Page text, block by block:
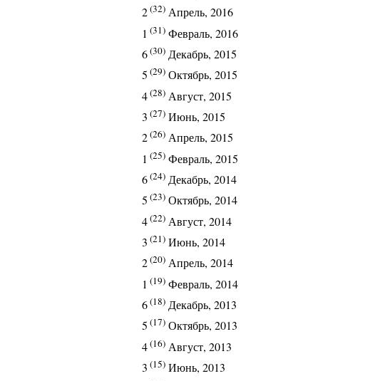
2(32) Апрель, 2016
1 (31) Февраль, 2016
6(30) Декабрь, 2015
5 (29) Октябрь, 2015
4(28) Август, 2015
3 (27) Июнь, 2015
2(26) Апрель, 2015
1 (25) Февраль, 2015
6(24) Декабрь, 2014
5 (23) Октябрь, 2014
4(22) Август, 2014
3 (21) Июнь, 2014
2(20) Апрель, 2014
1 (19) Февраль, 2014
6(18) Декабрь, 2013
5 (17) Октябрь, 2013
4(16) Август, 2013
3 (15) Июнь, 2013